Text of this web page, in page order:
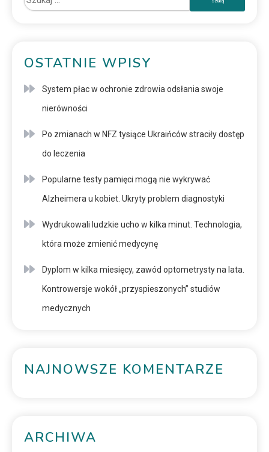
OSTATNIE WPISY
System płac w ochronie zdrowia odsłania swoje
nierówności
Po zmianach w NFZ tysiące Ukraińców straciły dostęp
do leczenia
Popularne testy pamięci mogą nie wykrywać
Alzheimera u kobiet. Ukryty problem diagnostyki
Wydrukowali ludzkie ucho w kilka minut. Technologia,
która może zmienić medycynę
Dyplom w kilka miesięcy, zawód optometrysty na lata.
Kontrowersje wokół „przyspieszonych” studiów
medycznych
NAJNOWSZE KOMENTARZE
ARCHIWA